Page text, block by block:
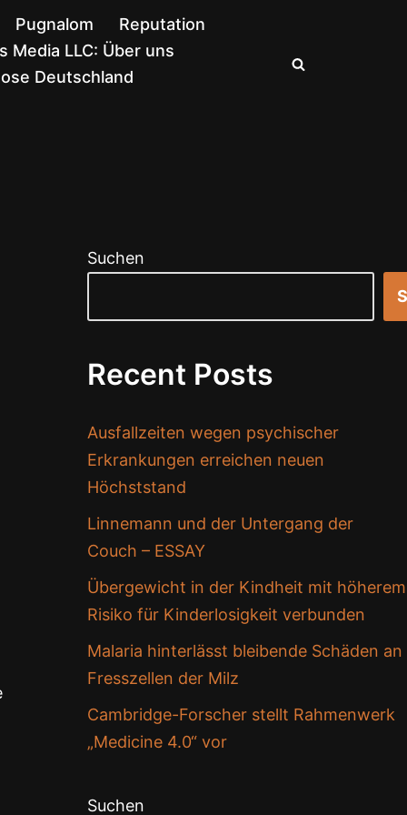
Pugnalom
Reputation
Media LLC: Über uns
Deutschland
Suchen
Recent Posts
Ausfallzeiten wegen psychischer
Erkrankungen erreichen neuen
Höchststand
Linnemann und der Untergang der
Couch – ESSAY
Übergewicht in der Kindheit mit höherem
Risiko für Kinderlosigkeit verbunden
Malaria hinterlässt bleibende Schäden an
Fresszellen der Milz
Cambridge-Forscher stellt Rahmenwerk
„Medicine 4.0“ vor
Suchen